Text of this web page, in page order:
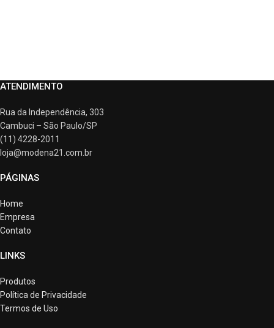
ATENDIMENTO
Rua da Independência, 303
Cambuci – São Paulo/SP
(11) 4228-2011
loja@modena21.com.br
PÁGINAS
Home
Empresa
Contato
LINKS
Produtos
Política de Privacidade
Termos de Uso